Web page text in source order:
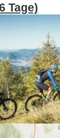
Tage)